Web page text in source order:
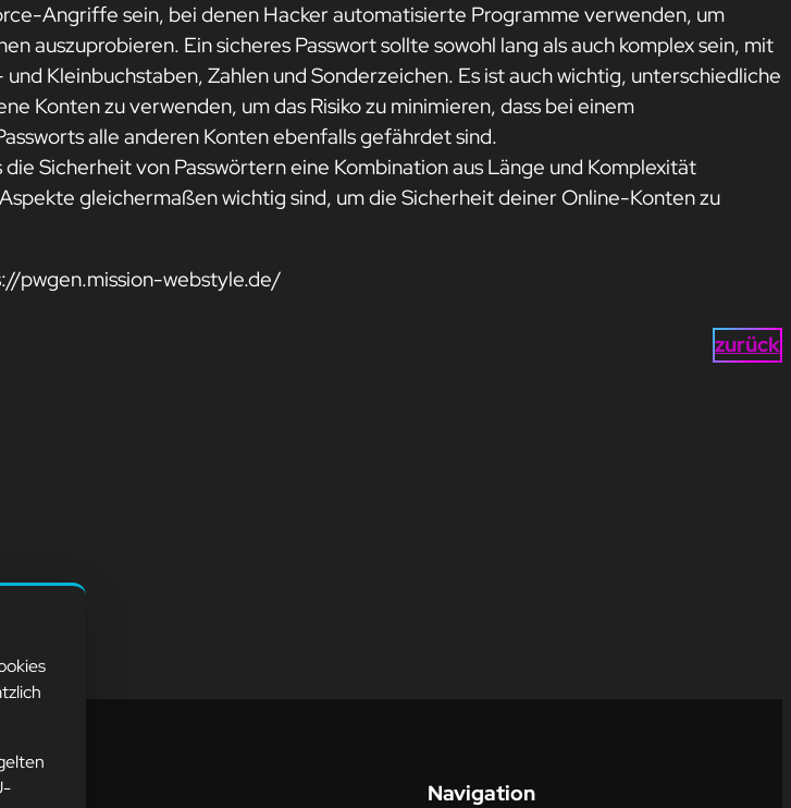
Angriffe sein, bei denen Hacker automatisierte Programme verwenden, um
auszuprobieren. Ein sicheres Passwort sollte sowohl lang als auch komplex sein, mit
Kleinbuchstaben, Zahlen und Sonderzeichen. Es ist auch wichtig, unterschiedliche
Konten zu verwenden, um das Risiko zu minimieren, dass bei einem
alle anderen Konten ebenfalls gefährdet sind.
Sicherheit von Passwörtern eine Kombination aus Länge und Komplexität
gleichermaßen wichtig sind, um die Sicherheit deiner Online-Konten zu
pwgen.mission-webstyle.de/
zurück
Navigation